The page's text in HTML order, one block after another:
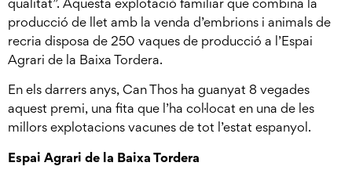
producció de llet amb la venda d’embrions i animals de
recria disposa de 250 vaques de producció a l’Espai
Agrari de la Baixa Tordera.
En els darrers anys, Can Thos ha guanyat 8 vegades
aquest premi, una fita que l’ha col·locat en una de les
millors explotacions vacunes de tot l’estat espanyol.
Espai Agrari de la Baixa Tordera